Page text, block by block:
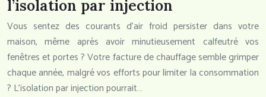
l’isolation par injection
Vous sentez des courants d’air froid persister dans votre
maison, même après avoir minutieusement calfeutré vos
fenêtres et portes ? Votre facture de chauffage semble grimper
chaque année, malgré vos efforts pour limiter la consommation
? L’isolation par injection pourrait…